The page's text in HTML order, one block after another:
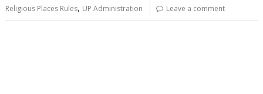
Religious Places Rules, UP Administration Leave a comment